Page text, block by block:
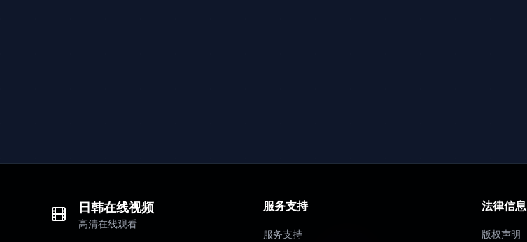
日韩在线视频
高清在线观看
服务支持
服务支持
法律信息
版权声明